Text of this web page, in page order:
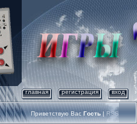
главная регистрация вход
Приветствую Вас Гость | RSS